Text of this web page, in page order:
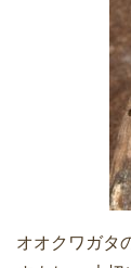
オオクワガタ